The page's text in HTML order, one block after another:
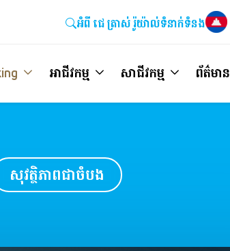
អំពី ជេ ត្រាស់​ រ៉ូយ៉ាល់ទំនាក់ទំនង
អាជីវកម្ម សាជីវកម្ម ព័ត៌មាន
សុវត្ថិភាពជាចំបង